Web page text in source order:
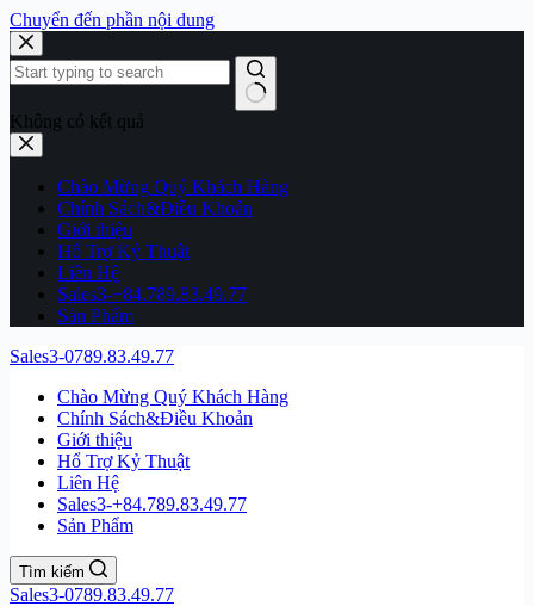
Chuyển đến phần nội dung
Không có kết quả
Chào Mừng Quý Khách Hàng
Chính Sách&Điều Khoản
Giới thiệu
Hổ Trợ Kỷ Thuật
Liên Hệ
Sales3-+84.789.83.49.77
Sản Phẩm
Sales3-0789.83.49.77
Chào Mừng Quý Khách Hàng
Chính Sách&Điều Khoản
Giới thiệu
Hổ Trợ Kỷ Thuật
Liên Hệ
Sales3-+84.789.83.49.77
Sản Phẩm
Tìm kiếm
Sales3-0789.83.49.77